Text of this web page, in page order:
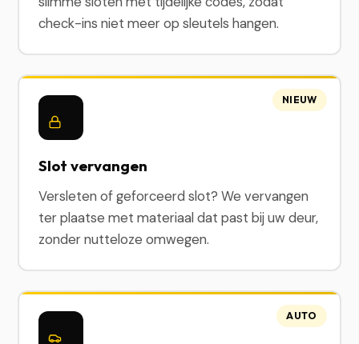
check-ins niet meer op sleutels hangen.
Slot vervangen
Versleten of geforceerd slot? We vervangen
ter plaatse met materiaal dat past bij uw deur,
zonder nutteloze omwegen.
NIEUW
AUTO